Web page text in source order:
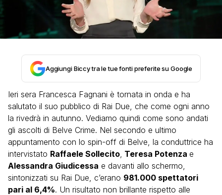
Aggiungi Biccy tra le tue fonti preferite su Google
Ieri sera Francesca Fagnani è tornata in onda e ha
salutato il suo pubblico di Rai Due, che come ogni anno
la rivedrà in autunno. Vediamo quindi come sono andati
gli ascolti di Belve Crime. Nel secondo e ultimo
appuntamento con lo spin-off di Belve, la conduttrice ha
intervistato Raffaele Sollecito, Teresa Potenza e
Alessandra Giudicessa e davanti allo schermo,
sintonizzati su Rai Due, c’erano 981.000 spettatori
pari al 6,4%. Un risultato non brillante rispetto alle